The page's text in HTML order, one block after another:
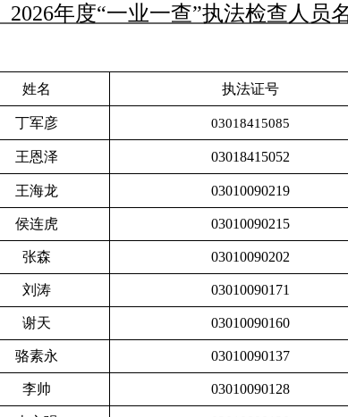
2026年度“一业一查”执法检查人员
姓名 执法证号
丁军彦 03018415085
王恩泽 03018415052
王海龙 03010090219
侯连虎 03010090215
张森 03010090202
刘涛 03010090171
谢天 03010090160
骆素永 03010090137
李帅 03010090128